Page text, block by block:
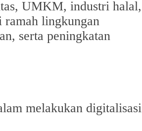
UMKM, industri halal,
ramah lingkungan
serta peningkatan
melakukan digitalisasi